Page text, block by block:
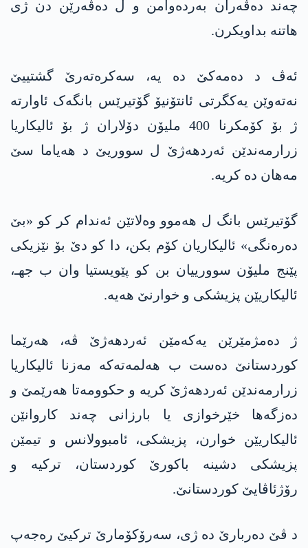
چەند دەڤەران بەردەوامن و ل دەڤەرێن دن ژی
هاتنە بداویکرن.
ئەڤ د دەمەکێ دە یە، سەکرەتەرێ گشتییێ
نەتەوێن یەکگرتی ئانتۆنیۆ گۆتیرێس بانگەک ئاوارتە
ژ بۆ کۆمکرنا 400 ملیۆن دۆلاران ژ بۆ ئالیکاریا
زرارمەندێن ئەردهەژێ ل سووریێ د هەیاما سێ
مەهان دە کریە.
گۆتیرێس بانگ ل هەموو وەلاتێن ئەندام کر کو «بێ
دەرەنگی» ئالیکاریان کۆم بکن، دا کو دێ بۆ نێزیکی
پێنج ملیۆن سوورییان بن کو پێویستیا وان ب جهـ،
ئالیکاریێن پزیشكی و خوارنێ هەیە.
ژ دەمژمێرێن یەکەمێن ئەردهەژێ ڤە، هەرێما
کوردستانێ دەست ب هەلمەتەکە مەزنا ئالیکاریا
زرارمەندێن ئەردهەژێ کریە و حکوومەتا هەرێمێ و
دەزگەها خێرخوازی یا بارزانی چەند کاروانێن
ئالیکاریێن خوارن، پزیشكی، ئامبوولانس و تیمێن
پزیشكی دشینە باکورێ کوردستان، ترکیە و
رۆژئاڤایێ کوردستانێ.
د ڤێ دەربارێ دە ژی، سەرۆکۆمارێ ترکیێ رەجەپ